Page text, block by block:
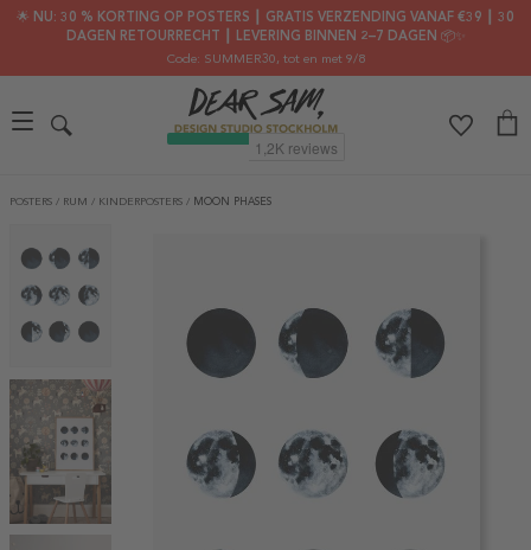
🌟 NU: 30 % KORTING OP POSTERS ┃ GRATIS VERZENDING VANAF €39 ┃ 30
DAGEN RETOURRECHT ┃ LEVERING BINNEN 2–7 DAGEN 📦✨
Code: SUMMER30, tot en met 9/8
POSTERS / RUM / KINDERPOSTERS / MOON PHASES